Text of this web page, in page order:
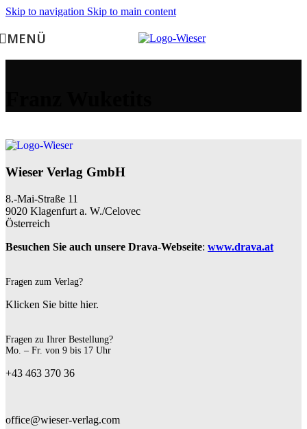
Skip to navigation Skip to main content
MENÜ
Wieser Verlag GmbH
8.-Mai-Straße 11
9020 Klagenfurt a. W./Celovec
Österreich
Besuchen Sie auch unsere Drava-Webseite: www.drava.at
Fragen zum Verlag?
Klicken Sie bitte hier.
Fragen zu Ihrer Bestellung?
Mo. – Fr. von 9 bis 17 Uhr
+43 463 370 36
office@wieser-verlag.com